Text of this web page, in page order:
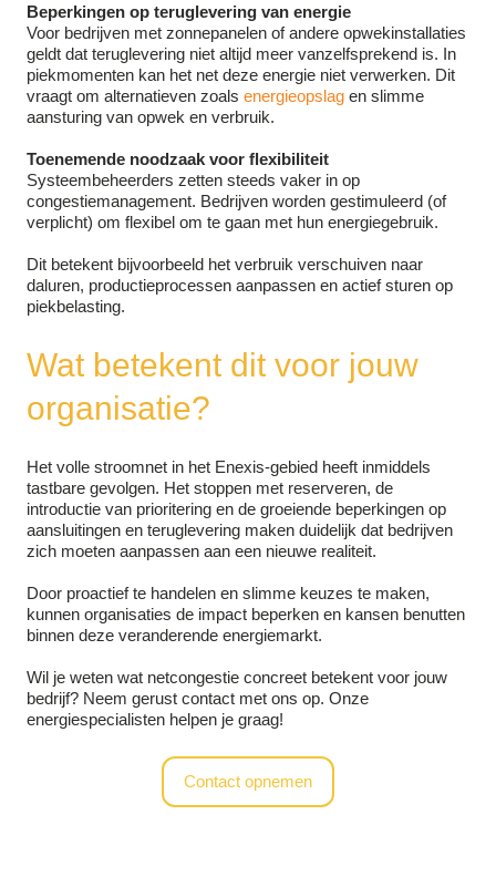
Beperkingen op teruglevering van energie
Voor bedrijven met zonnepanelen of andere opwekinstallaties
geldt dat teruglevering niet altijd meer vanzelfsprekend is. In
piekmomenten kan het net deze energie niet verwerken. Dit
vraagt om alternatieven zoals energieopslag en slimme
aansturing van opwek en verbruik.
Toenemende noodzaak voor flexibiliteit
Systeembeheerders zetten steeds vaker in op
congestiemanagement. Bedrijven worden gestimuleerd (of
verplicht) om flexibel om te gaan met hun energiegebruik.
Dit betekent bijvoorbeeld het verbruik verschuiven naar
daluren, productieprocessen aanpassen en actief sturen op
piekbelasting.
Wat betekent dit voor jouw
organisatie?
Het volle stroomnet in het Enexis-gebied heeft inmiddels
tastbare gevolgen. Het stoppen met reserveren, de
introductie van prioritering en de groeiende beperkingen op
aansluitingen en teruglevering maken duidelijk dat bedrijven
zich moeten aanpassen aan een nieuwe realiteit.
Door proactief te handelen en slimme keuzes te maken,
kunnen organisaties de impact beperken en kansen benutten
binnen deze veranderende energiemarkt.
Wil je weten wat netcongestie concreet betekent voor jouw
bedrijf? Neem gerust contact met ons op. Onze
energiespecialisten helpen je graag!
Contact opnemen